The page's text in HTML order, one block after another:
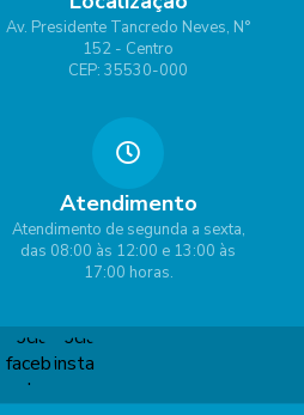
Av. Presidente Tancredo Neves, N°
152 - Centro
CEP: 35530-000
Atendimento
Atendimento de segunda a sexta,
das 08:00 às 12:00 e 13:00 às
17:00 horas.